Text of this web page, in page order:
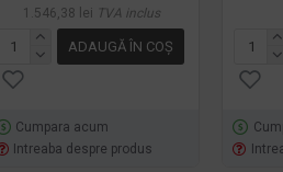
1.546,38 lei TVA inclus
ADAUGĂ ÎN COŞ
Cumpara acum
Intreaba despre produs